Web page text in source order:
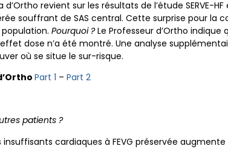
d’Ortho revient sur les résultats de l’étude
souffrant de SAS central. Cette surprise pour
Pourquoi ?Le Professeur d’Ortho indique
dose n’a été montré. Une analyse
où se situe le sur-risque.
Part 1 – Part 2
patients ?
cardiaques à FEVG préservée